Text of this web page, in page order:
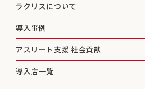
ラクリスについて
導入事例
アスリート支援 社会貢献
導入店一覧